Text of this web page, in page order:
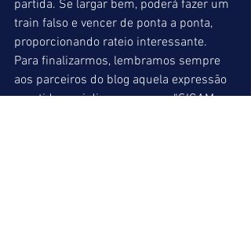
partida. Se largar bem, poderá fazer um
train falso e vencer de ponta a ponta,
proporcionando rateio interessante.
Para finalizarmos, lembramos sempre
aos parceiros do blog aquela expressão
repetida aqui diversas vezes: “SIGAM